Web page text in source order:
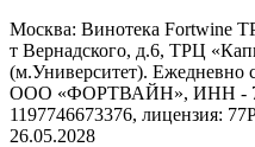
Москва: Винотека Fortwine
т Вернадского, д.6, ТРЦ
(м.Университет). Ежедневно
ООО «ФОРТВАЙН», ИНН -
1197746673376, лицензия:
26.05.2028